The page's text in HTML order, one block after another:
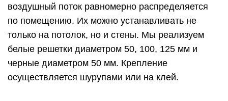
воздушный поток равномерно распределяется
по помещению. Их можно устанавливать не
только на потолок, но и стены. Мы реализуем
белые решетки диаметром 50, 100, 125 мм и
черные диаметром 50 мм. Крепление
осуществляется шурупами или на клей.